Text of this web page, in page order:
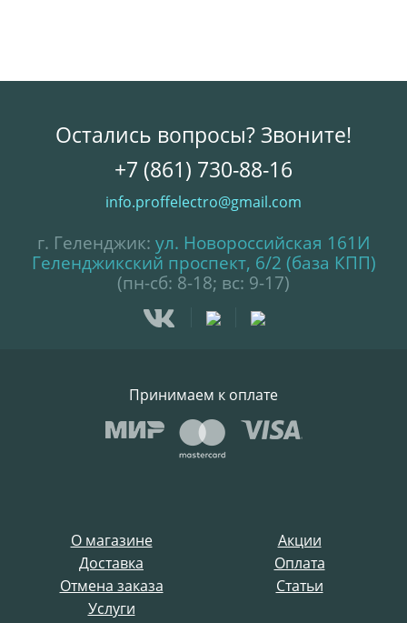
О магазине
Акции
Доставка
Оплата
Отмена заказа
Статьи
Услуги
Остались вопросы? Звоните!
+7 (861) 730-88-16
info.proffelectro@gmail.com
г. Геленджик: ул. Новороссийская 161И
Геленджикский проспект, 6/2 (база КПП)
(пн-сб: 8-18; вс: 9-17)
Принимаем к оплате